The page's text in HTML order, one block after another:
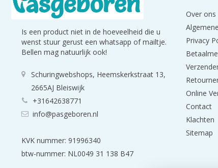
Is een product niet in de hoeveelheid die u
wenst stuur gerust een whatsapp of mailtje.
Bellen mag natuurlijk ook!
Schuringwebshops, Heemskerkstraat 13,
2665AJ Bleiswijk
+31642638771
info@pasgeboren.nl
KVK nummer: 91996340
btw-nummer: NL0049 31 138 B47
Over ons
Privacy
Online
Contact
Klachten
Sitemap